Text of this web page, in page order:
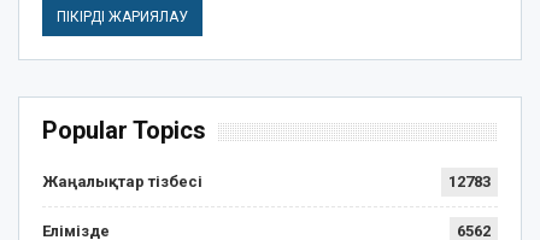
Popular Topics
Жаңалықтар тізбесі 12783
Елімізде 6562